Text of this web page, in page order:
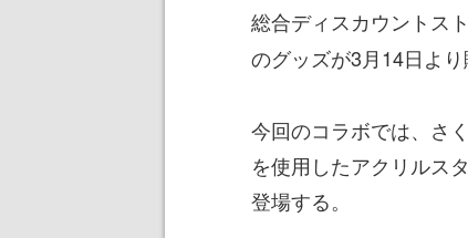
総合ディスカウントス
のグッズが3月14日より
今回のコラボでは、さ
を使用したアクリルス
登場する。